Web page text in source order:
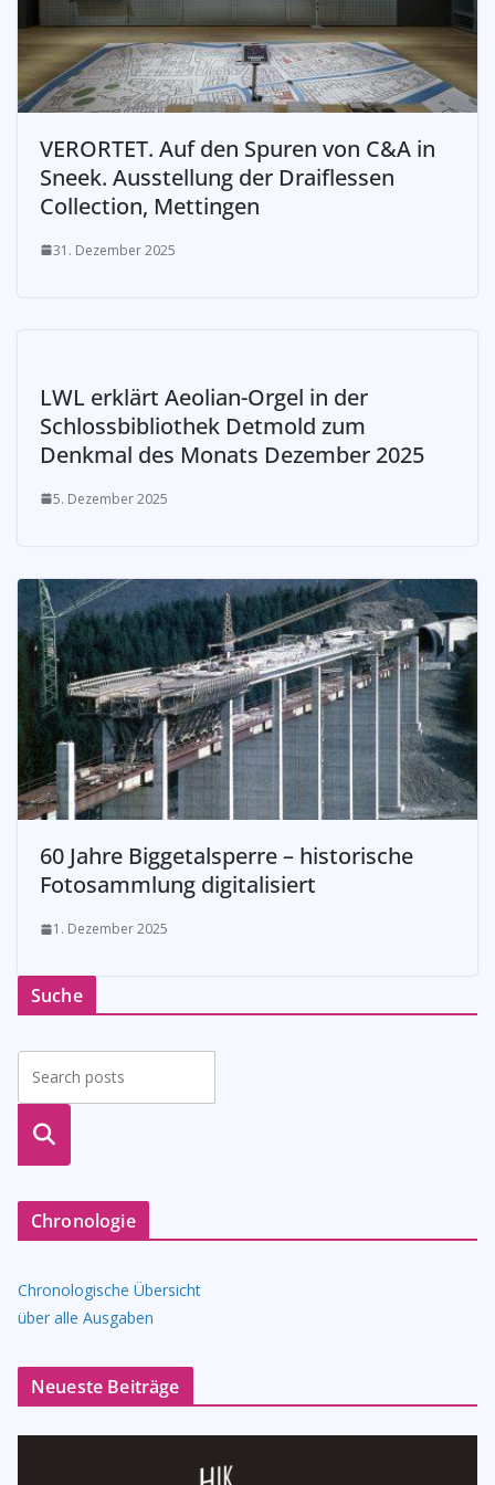
VERORTET. Auf den Spuren von C&A in
Sneek. Ausstellung der Draiflessen
Collection, Mettingen
31. Dezember 2025
LWL erklärt Aeolian-Orgel in der
Schlossbibliothek Detmold zum
Denkmal des Monats Dezember 2025
5. Dezember 2025
60 Jahre Biggetalsperre – historische
Fotosammlung digitalisiert
1. Dezember 2025
Suche
suche
Chronologie
Chronologische Übersicht
über alle Ausgaben
Neueste Beiträge